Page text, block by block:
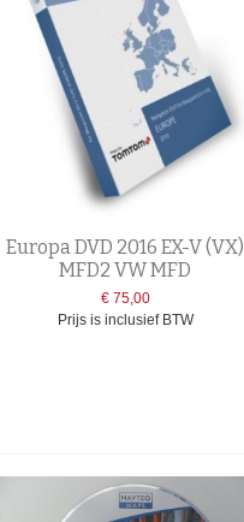
Europa DVD 2016 EX-V (VX)
MFD2 VW MFD
€ 75,00
Prijs is inclusief BTW